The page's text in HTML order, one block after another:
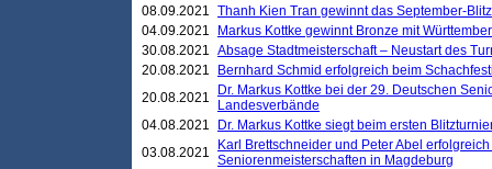
08.09.2021 Thanh Kien Tran gewinnt das September-
04.09.2021
Markus Kottke gewinnt Bronze mit
30.08.2021 Absage Stadtmeisterschaft – Neustart des
20.08.2021
Bernhard Schmid erfolgreich beim
20.08.2021
Dr. Markus Kottke bei der 29. Deutschen
Landesverbände
04.08.2021
Dr. Markus Kottke siegt beim ersten
03.08.2021
Karl Brettschneider und Peter Abel
Seniorenmeisterschaften in Magdeburg